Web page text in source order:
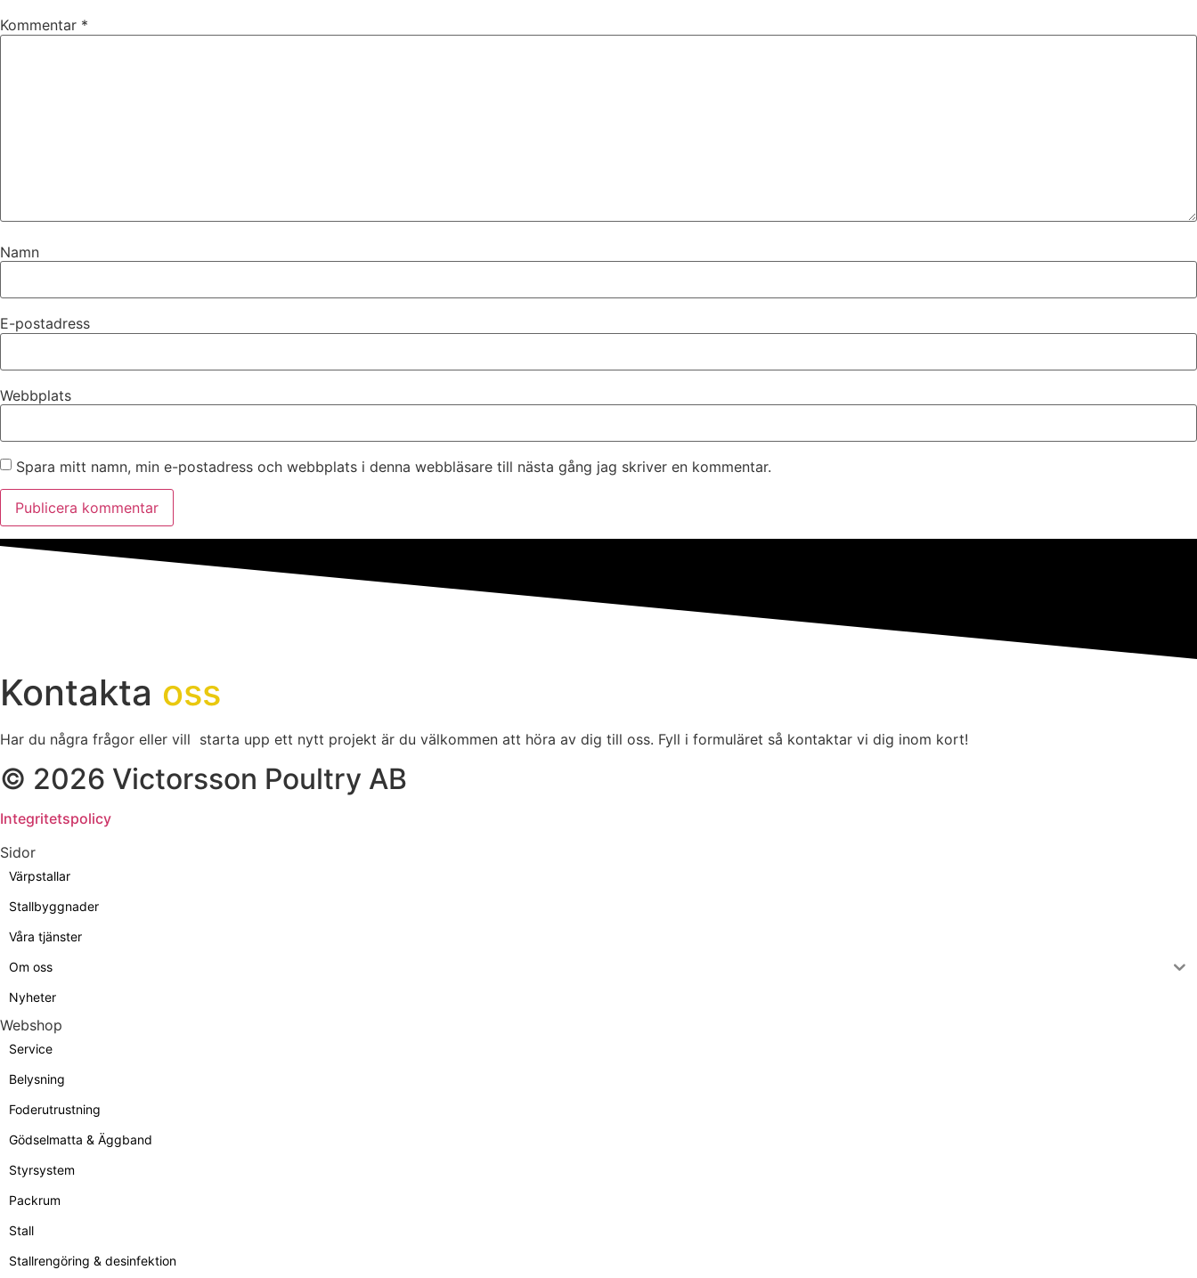
Kommentar *
Namn
E-postadress
Webbplats
Spara mitt namn, min e-postadress och webbplats i denna webbläsare till nästa gång jag skriver en kommentar.
Kontakta oss
Har du några frågor eller vill starta upp ett nytt projekt är du välkommen att höra av dig till oss. Fyll i formuläret så kontaktar vi dig inom kort!
© 2026 Victorsson Poultry AB
Integritetspolicy
Sidor
Värpstallar
Stallbyggnader
Våra tjänster
Om oss
Nyheter
Webshop
Service
Belysning
Foderutrustning
Gödselmatta & Äggband
Styrsystem
Packrum
Stall
Stallrengöring & desinfektion